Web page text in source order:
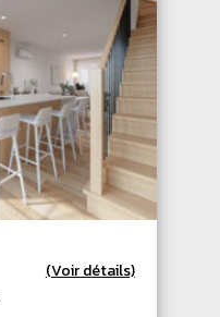
(Voir détails)